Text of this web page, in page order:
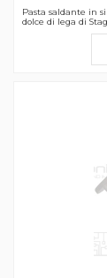
Pasta saldante in
dolce di lega di